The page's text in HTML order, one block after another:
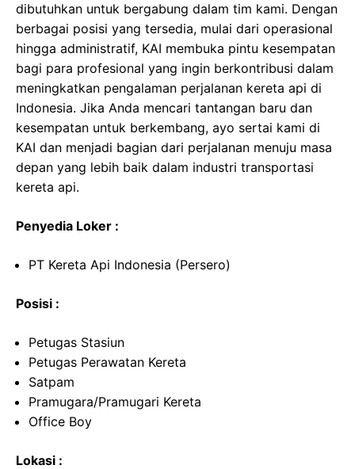
dibutuhkan untuk bergabung dalam tim kami. Dengan
berbagai posisi yang tersedia, mulai dari operasional
hingga administratif, KAI membuka pintu kesempatan
bagi para profesional yang ingin berkontribusi dalam
meningkatkan pengalaman perjalanan kereta api di
Indonesia. Jika Anda mencari tantangan baru dan
kesempatan untuk berkembang, ayo sertai kami di
KAI dan menjadi bagian dari perjalanan menuju masa
depan yang lebih baik dalam industri transportasi
kereta api.
Penyedia Loker :
PT Kereta Api Indonesia (Persero)
Posisi :
Petugas Stasiun
Petugas Perawatan Kereta
Satpam
Pramugara/Pramugari Kereta
Office Boy
Lokasi :